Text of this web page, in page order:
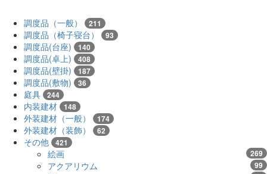
調度品（一般） 211
調度品（椅子寝台） 93
調度品(台座) 140
調度品(卓上) 408
調度品(壁掛) 187
調度品(敷物) 36
庭具 244
内装建材 148
外装建材（一般） 174
外装建材（装飾） 62
その他 421
絵画 269
アクアリウム 99